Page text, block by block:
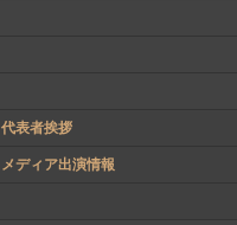
代表者挨拶
メディア出演情報